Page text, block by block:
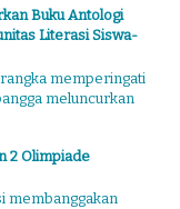
Buku Antologi
Literasi Siswa-
rangka memperingati
meluncurkan
2 Olimpiade
membanggakan